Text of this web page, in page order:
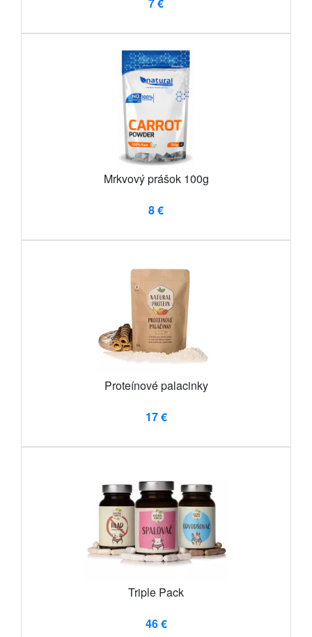
Mrkvový prášok 100g
8 €
Proteínové palacinky
17 €
Triple Pack
46 €